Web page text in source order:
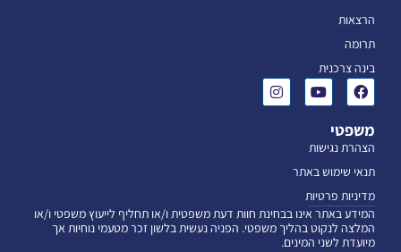
הרצאות
תרומה
בינה צרכנית
משפטי
הצהרת נגישות
תנאי שימוש באתר
מדיניות פרטיות
המידע באתר אינו בבחינת חוות דעת משפטית ו/או תחליף לייעוץ משפטי ו/או
המלצה לנקוט בהליך משפטי. הפניה נעשית בלשון זכר מטעמי נוחיות אך
מיועדת לשני המינים.